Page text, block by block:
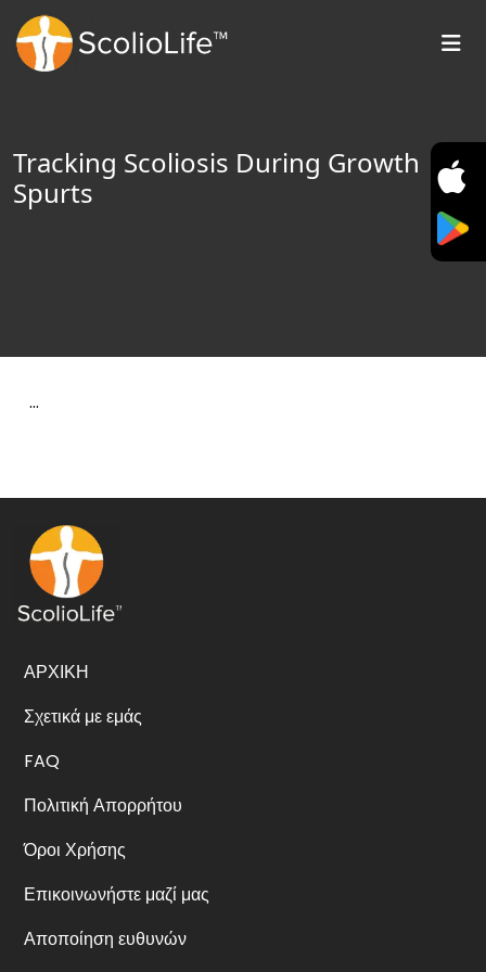
Tracking Scoliosis During Growth
Spurts
…
ΑΡΧΙΚΗ
Σχετικά με εμάς
FAQ
Πολιτική Απορρήτου
Όροι Χρήσης
Επικοινωνήστε μαζί μας
Αποποίηση ευθυνών